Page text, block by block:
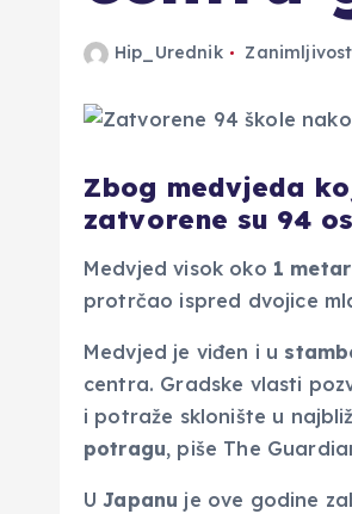
Hip_Urednik
Zbog medvjeda
zatvorene su 94
Medvjed visok oko 1 metar
protrčao ispred dvojice
Medvjed je viđen i u
centra. Gradske vlasti
i potraže sklonište u
potragu, piše The
UJapanu je ove godine